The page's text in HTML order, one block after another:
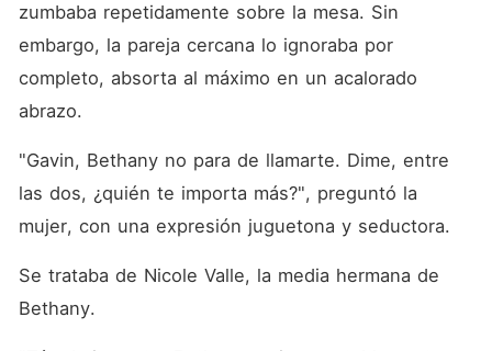
zumbaba repetidamente sobre la mesa. Sin
embargo, la pareja cercana lo ignoraba por
completo, absorta al máximo en un acalorado
abrazo.
"Gavin, Bethany no para de llamarte. Dime, entre
las dos, ¿quién te importa más?", preguntó la
mujer, con una expresión juguetona y seductora.
Se trataba de Nicole Valle, la media hermana de
Bethany.